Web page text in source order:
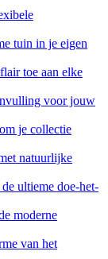
tuin in je eigen
toe aan elke
voor jouw
je collectie
natuurlijke
ultieme doe-het-
moderne
van het